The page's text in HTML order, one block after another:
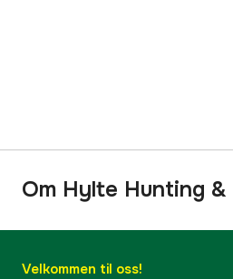
Om Hylte Hunting
Velkommen til oss!